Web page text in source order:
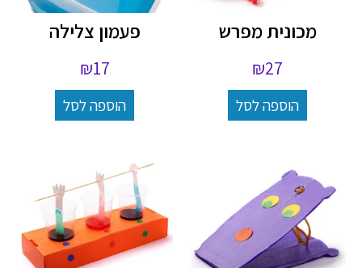
מכונית מפרש
₪27
הוספה לסל
פעמון צלילה
₪17
הוספה לסל